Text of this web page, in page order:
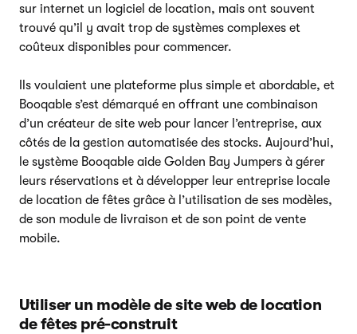
sur internet un logiciel de location, mais ont souvent
trouvé qu’il y avait trop de systèmes complexes et
coûteux disponibles pour commencer.
Ils voulaient une plateforme plus simple et abordable, et
Booqable s’est démarqué en offrant une combinaison
d’un créateur de site web pour lancer l’entreprise, aux
côtés de la gestion automatisée des stocks. Aujourd’hui,
le système Booqable aide Golden Bay Jumpers à gérer
leurs réservations et à développer leur entreprise locale
de location de fêtes grâce à l’utilisation de ses modèles,
de son module de livraison et de son point de vente
mobile.
Utiliser un modèle de site web de location
de fêtes pré-construit